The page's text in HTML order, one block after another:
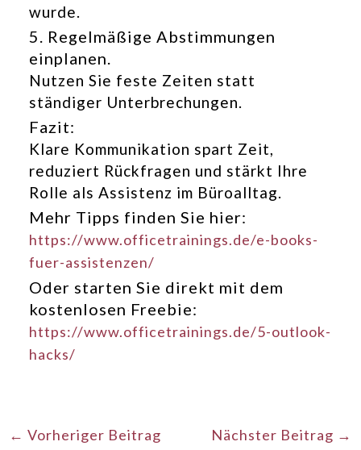
wurde.
5. Regelmäßige Abstimmungen
einplanen.
Nutzen Sie feste Zeiten statt
ständiger Unterbrechungen.
Fazit:
Klare Kommunikation spart Zeit,
reduziert Rückfragen und stärkt Ihre
Rolle als Assistenz im Büroalltag.
Mehr Tipps finden Sie hier:
https://www.officetrainings.de/e-books-
fuer-assistenzen/
Oder starten Sie direkt mit dem
kostenlosen Freebie:
https://www.officetrainings.de/5-outlook-
hacks/
← Vorheriger Beitrag Nächster Beitrag →